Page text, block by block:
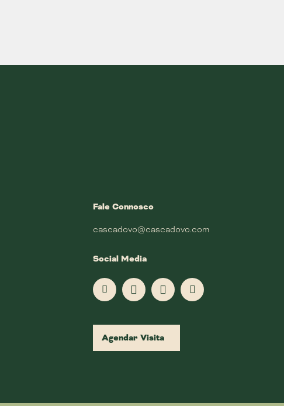
Fale Connosco
cascadovo@cascadovo.com
Social Media
Agendar Visita